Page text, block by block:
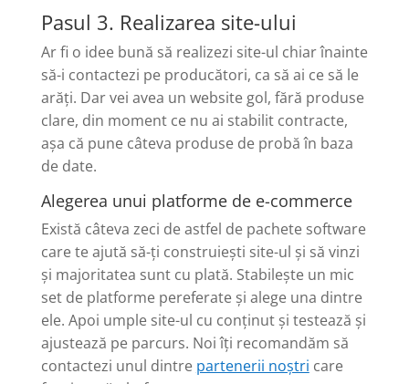
Pasul 3. Realizarea site-ului
Ar fi o idee bună să realizezi site-ul chiar înainte
să-i contactezi pe producători, ca să ai ce să le
arăți. Dar vei avea un website gol, fără produse
clare, din moment ce nu ai stabilit contracte,
așa că pune câteva produse de probă în baza
de date.
Alegerea unui platforme de e-commerce
Există câteva zeci de astfel de pachete software
care te ajută să-ți construiești site-ul și să vinzi
și majoritatea sunt cu plată. Stabilește un mic
set de platforme pereferate și alege una dintre
ele. Apoi umple site-ul cu conținut și testează și
ajustează pe parcurs. Noi îți recomandăm să
contactezi unul dintre partenerii noștri care